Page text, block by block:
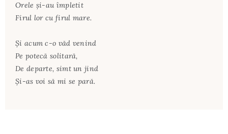
Orele şi-au împletit
Firul lor cu firul mare.
Şi acum c-o văd venind
Pe potecă solitară,
De departe, simt un jind
Şi-as voi să mi se pară.